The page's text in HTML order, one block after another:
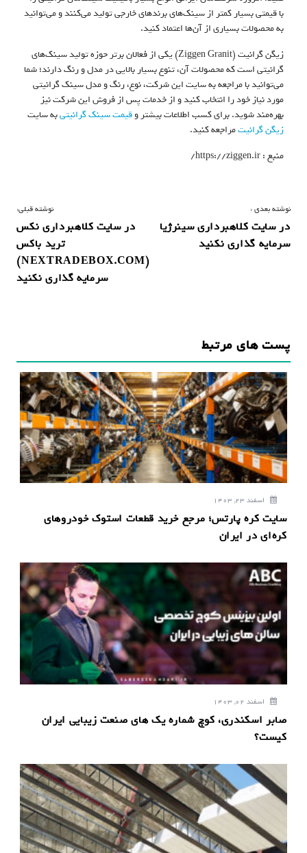
با قیمتی بسیار کمتر از سینک‌های برندهای خارجی تولید می‌کنند و می‌توانید
به محصولات بسیاری از آن‌ها اعتماد کنید.
زیگن گرانیت (Ziggen Granit) یکی از فعالان برتر حوزه تولید سینک‌های
گرانیتی است که محصولات آن، تنوع بسیار بالایی در مدل و رنگ دارند؛ شما
می‌توانید با مراجعه به سایت این شرکت، نوع، رنگ و مدل سینک گرانیتی
مورد نیاز خود را انتخاب کنید و از خدمات پس از فروش این شرکت نیز
بهره‌مند شوید. برای کسب اطلاعات بیشتر وقیمت سینک گرانیتیبه سایت
زیگن گرانیتمراجعه کنید.
​منبع : https://ziggen.ir/
ر
ا
ن
و
ش
ت
ه
نوشته قبلی:
در سایت کلاهبرداری نکس
ترید باکس
(NEXTRADEBOX.COM)
سرمایه گذاری نکنید
نوشته بعدی :
در سایت کلاهبرداری سینرژیا
سرمایه گذاری نکنید
پست های مرتبط
اسفند 23, 1403
سایت کره پارتس؛ مرجع خرید قطعات استوک خودروهای
کره‌ای در ایران
اسفند 02, 1403
صابر اسکندری، کوچ شماره یک های صنعت زیبایی ایران
کیست؟